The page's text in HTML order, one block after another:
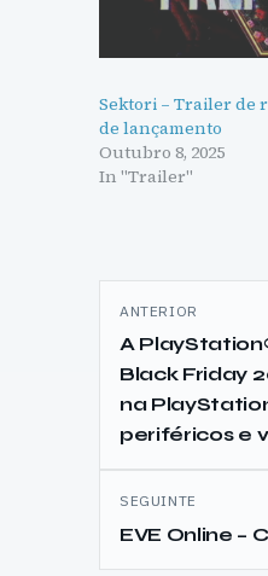
Sektori – Trailer de
de lançamento
Outubro 8, 2025
In "Trailer"
Navegação
de
artigos
ANTERIOR
A
Black Friday
na
periféricos e
SEGUINTE
EVE Online –